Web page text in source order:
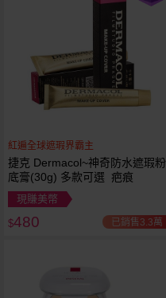
紅遍全球遮瑕界霸主
捷克 Dermacol~神奇防水遮瑕粉
底膏(30g) 多款可選 疤痕
現賺美幣
$480 已銷售3.3萬